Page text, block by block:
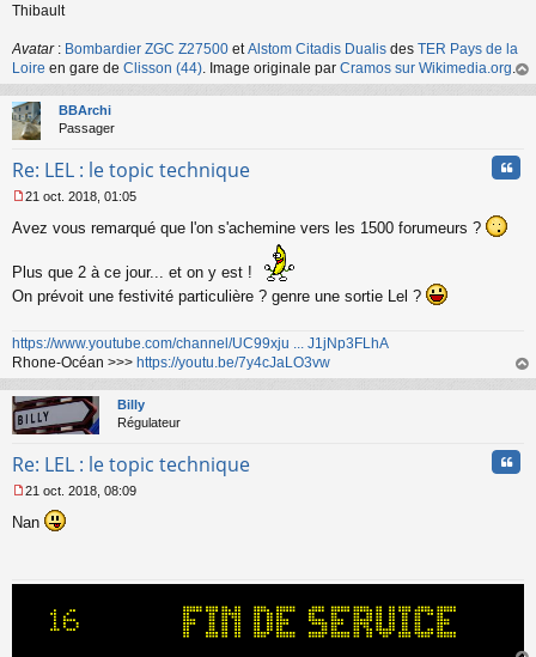
Thibault
Avatar : Bombardier ZGC Z27500 etAlstom Citadis Dualis des TER Pays de la
Loire en gare de Clisson (44). Image originale par Cramos sur Wikimedia.org.
au
BBArchi
Passager
Re: LEL : le topic technique
e
a
g
n
o
n
l
u
21 oct. 2018, 01:05
Avez vous remarqué que l'on s'achemine vers les 1500 forumeurs ?
Plus que 2 à ce jour... et on y est !
On prévoit une festivité particulière ? genre une sortie Lel ?
https://www.youtube.com/channel/UC99xju ... J1jNp3FLhA
Rhone-Océan >>> https://youtu.be/7y4cJaLO3vw
au
Billy
Régulateur
Re: LEL : le topic technique
e
21 oct. 2018, 08:09
Nan